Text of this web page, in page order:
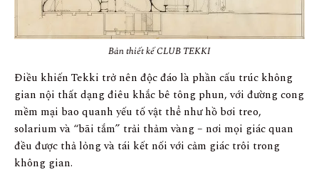
Bản thiết kế CLUB TEKKI
Điều khiến Tekki trở nên độc đáo là phần cấu trúc không
gian nội thất dạng điêu khắc bê tông phun, với đường cong
mềm mại bao quanh yếu tố vật thể như hồ bơi treo,
solarium và “bãi tắm” trải thảm vàng – nơi mọi giác quan
đều được thả lỏng và tái kết nối với cảm giác trôi trong
không gian.